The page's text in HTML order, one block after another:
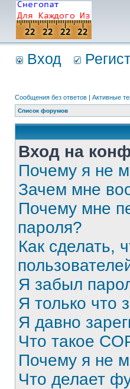
Вход
Сообщения без ответов | Активные
Список форумов
Вход на
Почему я не
Зачем мне
Почему мне
пароля?
Как сделать,
Я забыл
Я только что
Я давно
Что такое
Почему я не
Что делает